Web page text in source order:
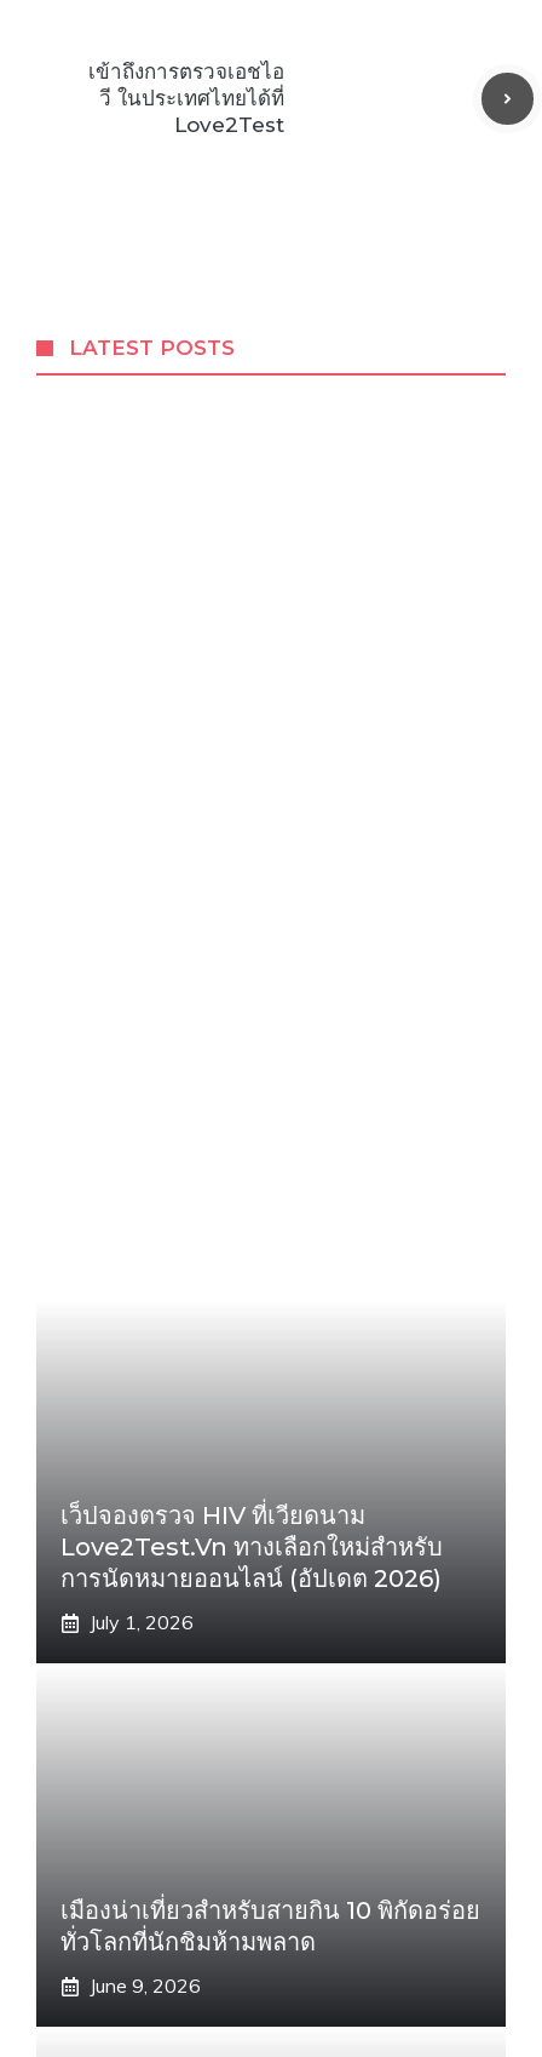
เข้าถึงการตรวจเอชไอ
วี ในประเทศไทยได้ที่
Love2Test
LATEST POSTS
เว็ปจองตรวจ HIV ที่เวียดนาม
Love2Test.vn ทางเลือกใหม่สำหรับ
การนัดหมายออนไลน์ (อัปเดต 2026)
July 1, 2026
เมืองน่าเที่ยวสำหรับสายกิน 10 พิกัดอร่อย
ทั่วโลกที่นักชิมห้ามพลาด
June 9, 2026